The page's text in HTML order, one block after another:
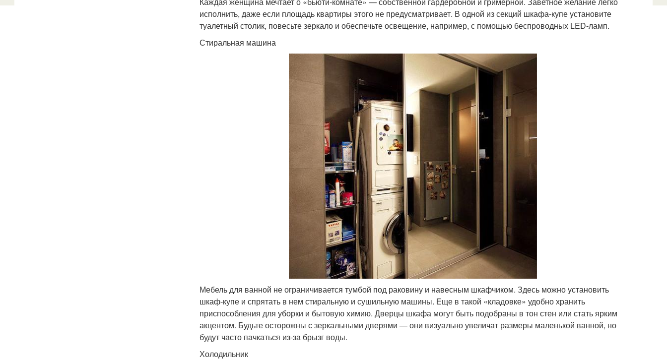
исполнить, даже если площадь квартиры этого не предусматривает. В одной из секций шкафа-купе установите
туалетный столик, повесьте зеркало и обеспечьте освещение, например, с помощью беспроводных LED-ламп.
Стиральная машина
Мебель для ванной не ограничивается тумбой под раковину и навесным шкафчиком. Здесь можно установить
шкаф-купе и спрятать в нем стиральную и сушильную машины. Еще в такой «кладовке» удобно хранить
приспособления для уборки и бытовую химию. Дверцы шкафа могут быть подобраны в тон стен или стать ярким
акцентом. Будьте осторожны с зеркальными дверями — они визуально увеличат размеры маленькой ванной, но
будут часто пачкаться из-за брызг воды.
Холодильник